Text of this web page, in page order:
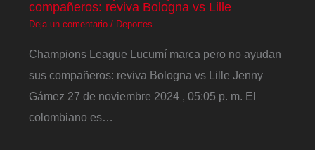
compañeros: reviva Bologna vs Lille
Deja un comentario / Deportes
Champions League Lucumí marca pero no ayudan
sus compañeros: reviva Bologna vs Lille Jenny
Gámez 27 de noviembre 2024 , 05:05 p. m. El
colombiano es…